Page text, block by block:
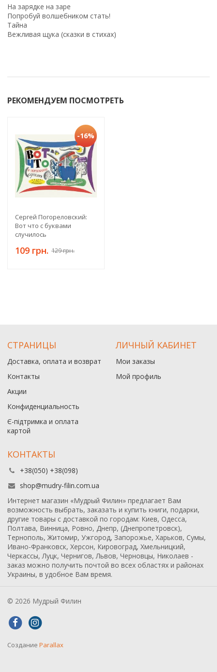
На зарядке на заре
Попробуй волшебником стать!
Тайна
Вежливая щука (сказки в стихах)
РЕКОМЕНДУЕМ ПОСМОТРЕТЬ
-16%
Сергей Погореловский:
Вот что с буквами
случилось
109 грн. 129 грн.
СТРАНИЦЫ
Доставка, оплата и возврат
Контакты
Акции
Конфиденциальность
Є-підтримка и оплата
картой
ЛИЧНЫЙ КАБИНЕТ
Мои заказы
Мой профиль
КОНТАКТЫ
+38(050) +38(098)
shop@mudry-filin.com.ua
Интернет магазин «Мудрый Филин» предлагает Вам
возможность выбрать, заказать и купить книги, подарки,
другие товары с доставкой по городам: Киев, Одесса,
Полтава, Винница, Ровно, Днепр, (Днепропетровск),
Тернополь, Житомир, Ужгород, Запорожье, Харьков, Сумы,
Ивано-Франковск, Херсон, Кировоград, Хмельницкий,
Черкассы, Луцк, Чернигов, Львов, Черновцы, Николаев -
заказ можно получить почтой во всех областях и районах
Украины, в удобное Вам время.
© 2026 Мудрый Филин
Создание Parallax